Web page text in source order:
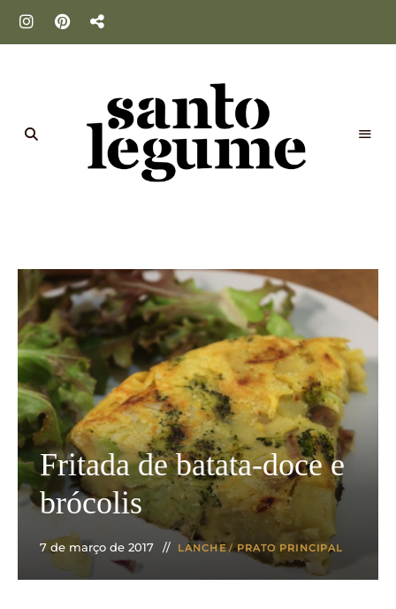
Legume
Fritada de batata-doce e
brócolis
7 de março de 2017 LANCHE/PRATO PRINCIPAL